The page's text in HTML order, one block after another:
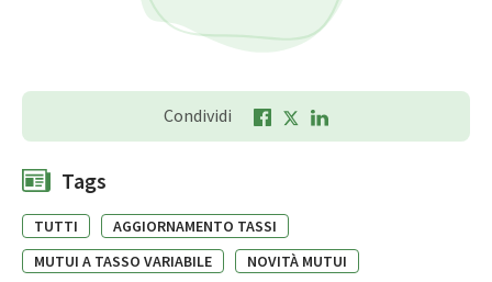
Condividi
Tags
TUTTI
AGGIORNAMENTO TASSI
MUTUI A TASSO VARIABILE
NOVITÀ MUTUI